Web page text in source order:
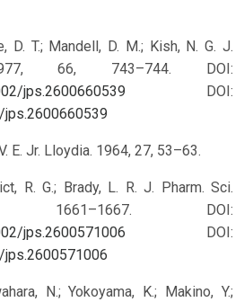
D. T.; Mandell, D. M.; Kish, N. G. J.
66, 743–744. DOI:
jps.2600660539
DOI:
E. Jr. Lloydia. 1964, 27, 53–63.
R. G.; Brady, L. R. J. Pharm. Sci.
DOI:
jps.2600571006
DOI:
N.; Yokoyama, K.; Makino, Y.;